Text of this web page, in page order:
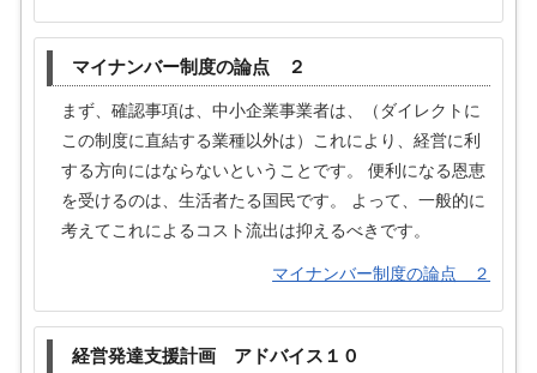
マイナンバー制度の論点 ２
まず、確認事項は、中小企業事業者は、（ダイレクトに
この制度に直結する業種以外は）これにより、経営に利
する方向にはならないということです。 便利になる恩恵
を受けるのは、生活者たる国民です。 よって、一般的に
考えてこれによるコスト流出は抑えるべきです。
マイナンバー制度の論点 ２
経営発達支援計画 アドバイス１０